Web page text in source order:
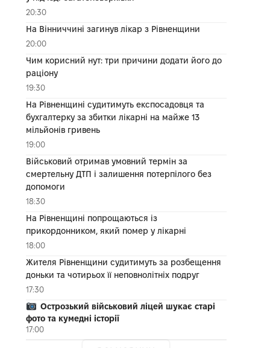
20:30
На Вінниччині загинув лікар з Рівненщини
20:00
Чим корисний нут: три причини додати його до
раціону
19:30
На Рівненщині судитимуть експосадовця та
бухгалтерку за збитки лікарні на майже 13
мільйонів гривень
19:00
Військовий отримав умовний термін за
смертельну ДТП і залишення потерпілого без
допомоги
18:30
На Рівненщині попрощаються із
прикордонником, який помер у лікарні
18:00
Жителя Рівненщини судитимуть за розбещення
доньки та чотирьох її неповнолітніх подруг
17:30
Острозький військовий ліцей шукає старі
фото та кумедні історії
17:00